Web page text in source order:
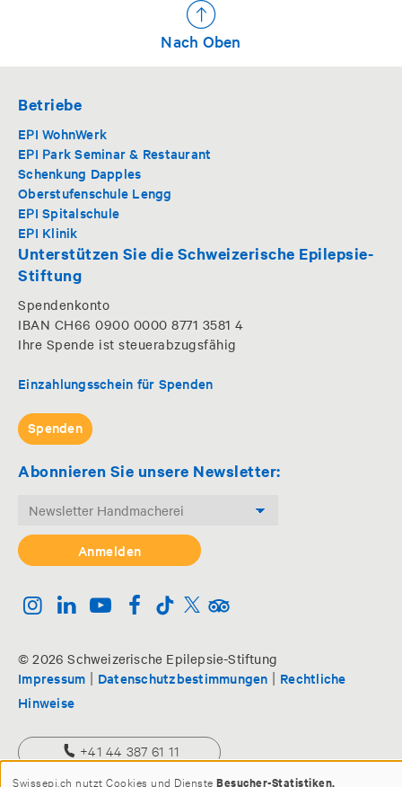
Nach Oben
Betriebe
EPI WohnWerk
EPI Park Seminar & Restaurant
Schenkung Dapples
Oberstufenschule Lengg
EPI Spitalschule
EPI Klinik
Unterstützen Sie die Schweizerische Epilepsie-
Stiftung
Spendenkonto
IBAN CH66 0900 0000 8771 3581 4
Ihre Spende ist steuerabzugsfähig
Einzahlungsschein für Spenden
Spenden
Abonnieren Sie unsere Newsletter:
© 2026 Schweizerische Epilepsie-Stiftung
Impressum | Datenschutzbestimmungen | Rechtliche
Hinweise
+41 44 387 61 11
Swissepi.ch nutzt Cookies und Dienste Besucher-Statistiken,